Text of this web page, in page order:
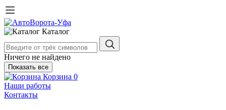
Каталог
Ничего не найдено
Показать все
Корзина 0
Наши работы
Контакты